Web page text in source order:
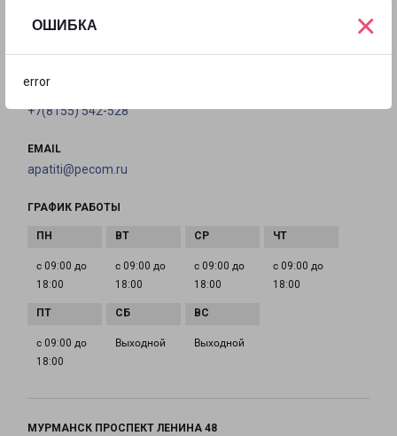
ОШИБКА
error
×
на карте
+7(8155) 542-528
EMAIL
apatiti@pecom.ru
ГРАФИК РАБОТЫ
с 09:00 до
18:00
с 09:00 до
18:00
с 09:00 до
18:00
с 09:00 до
18:00
с 09:00 до
18:00
Выходной Выходной
МУРМАНСК ПРОСПЕКТ ЛЕНИНА 48